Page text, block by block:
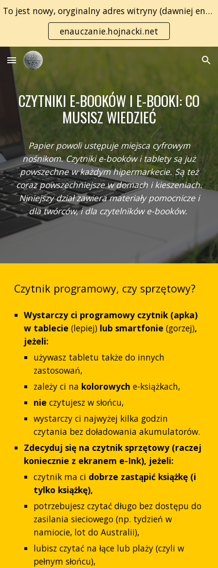
Skip to main content Skip to navigation
To jest nowy, oryginalny adres witryny (dawniej enauczanie.com):
enauczanie.hojnacki.net
CZYTNIKI E-BOOKÓW I E-BOOKI: CO
MUSISZ WIEDZIEĆ
Papier powoli ustępuje miejsca cyfrowym
nośnikom. Czytniki e-booków i tablety są już
powszechne w każdym hipermarkecie. Są też
coraz powszechniejsze w domach i kieszeniach.
Niniejszy dział zawiera materiały pomocnicze i
dla twórców, i dla czytelników e-booków.
Czytnik programowy, czy sprzętowy?
Wystarczy ci programowy czytnik (apka)
w tablecie (lepiej) lub smartfonie (gorzej),
jeżeli:
używasz tabletu także do innych
zastosowań,
zależy ci na kolorowyche-książkach,
nie czytujesz w słońcu,
wystarczy ci najwyżej kilka godzin
czytania bez doładowania akumulatorów.
Zdecyduj się na czytnik sprzętowy (raczej
koniecznie z ekranem e-Ink), jeżeli:
czytnik ma ci dobrze zastąpić książkę (i
tylko książkę),
potrzebujesz czytać długo bez dostępu do
zasilania sieciowego (np. tydzień w
namiocie, lot do Australii),
lubisz czytać na łące lub plaży (czyli w
pełnym słońcu),